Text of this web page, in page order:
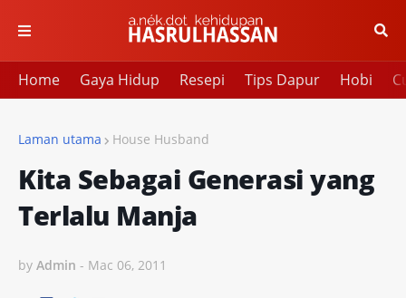
Home Gaya Hidup Resepi Tips Dapur Hobi
Laman utama House Husband
Kita Sebagai Generasi yang
Terlalu Manja
by Admin - Mac 06, 2011